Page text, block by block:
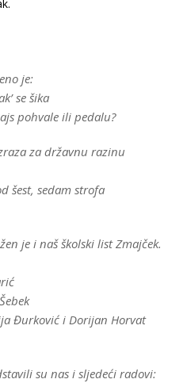
je:
se šika
pohvale ili pedalu?
za državnu razinu
šest, sedam strofa
je i naš školski list Zmajček.
Đurković i Dorijan Horvat
su nas i sljedeći radovi: